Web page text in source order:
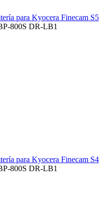
para Kyocera Finecam S5
800S DR-LB1
para Kyocera Finecam S4
800S DR-LB1